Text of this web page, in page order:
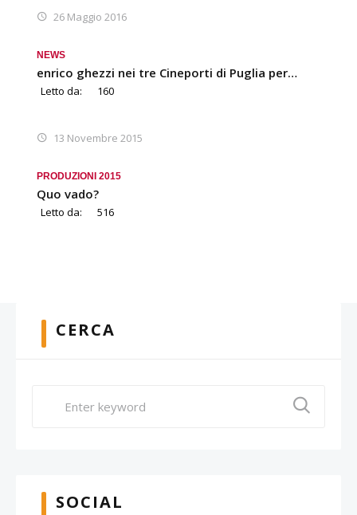
26 Maggio 2016
NEWS
enrico ghezzi nei tre Cineporti di Puglia per…
Letto da: 160
13 Novembre 2015
PRODUZIONI 2015
Quo vado?
Letto da: 516
CERCA
SOCIAL